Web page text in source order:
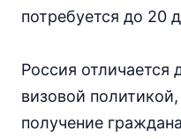
потребуется до 20
Россия отличается
визовой
получение